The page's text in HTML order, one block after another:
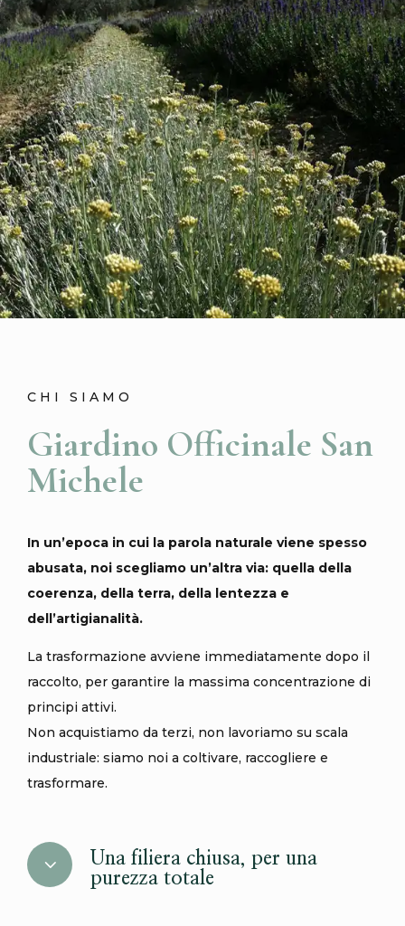
CHI SIAMO
Giardino Officinale San
Michele
In un’epoca in cui la parola naturale viene spesso
abusata, noi scegliamo un’altra via: quella della
coerenza, della terra, della lentezza e
dell’artigianalità.
La trasformazione avviene immediatamente dopo il
raccolto, per garantire la massima concentrazione di
principi attivi.
Non acquistiamo da terzi, non lavoriamo su scala
industriale: siamo noi a coltivare, raccogliere e
trasformare.
3
Una filiera chiusa, per una
purezza totale